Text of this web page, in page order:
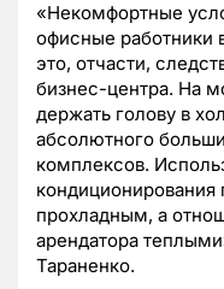
«Некомфортные
офисные работники
это, отчасти,
бизнес-центра. На
держать голову в
абсолютного
комплексов.
кондиционирования
прохладным, а
арендатора
Тараненко.